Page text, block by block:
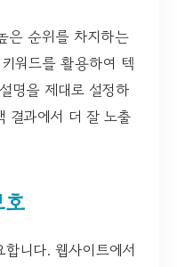
은 순위를 차지하는
워드를 활용하여 텍
명을 제대로 설정하
결과에서 더 잘 노출
니다. 웹사이트에서